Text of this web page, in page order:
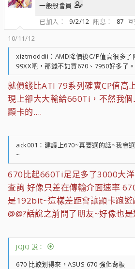
一般般會員
已加入
9/2/12 訊息 87
10/11/12
xiztmoddii：AMD降價後C/P值高很多了
99XX吧，那錢不如買670、7950好多了。
就價錢比ATI 79系列確實CP值高
現上卻大大輸給660Ti，不然我
顯卡的....
ack001：建議上670~真要選的話~我會
~
670比起660Ti足足多了3000大
查詢 好像只差在傳輸介面速率
是192bit~這樣差距會讓顯卡跑遊
@@?話說之前問了朋友~好像也
JQJQ 說：
670 比較划得來，ASUS 670 強化背板